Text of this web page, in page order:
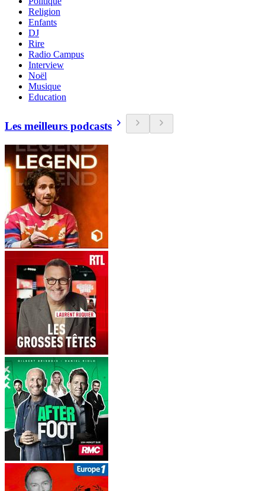
Religion
Enfants
DJ
Rire
Radio Campus
Interview
Noël
Musique
Education
Les meilleurs podcasts